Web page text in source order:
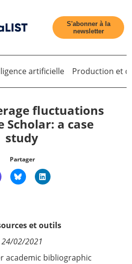
S'abonner à la
newsletter
artificielle Production et
fluctuations
Scholar: a case
study
Partager
et outils
24/02/2021
academic bibliographic